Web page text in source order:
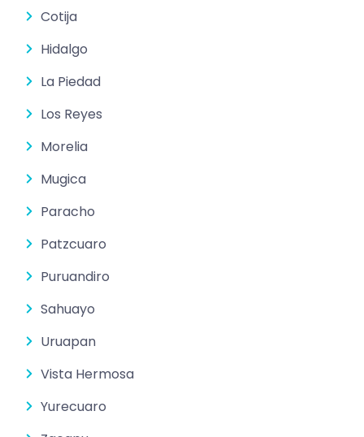
Cotija
Hidalgo
La Piedad
Los Reyes
Morelia
Mugica
Paracho
Patzcuaro
Puruandiro
Sahuayo
Uruapan
Vista Hermosa
Yurecuaro